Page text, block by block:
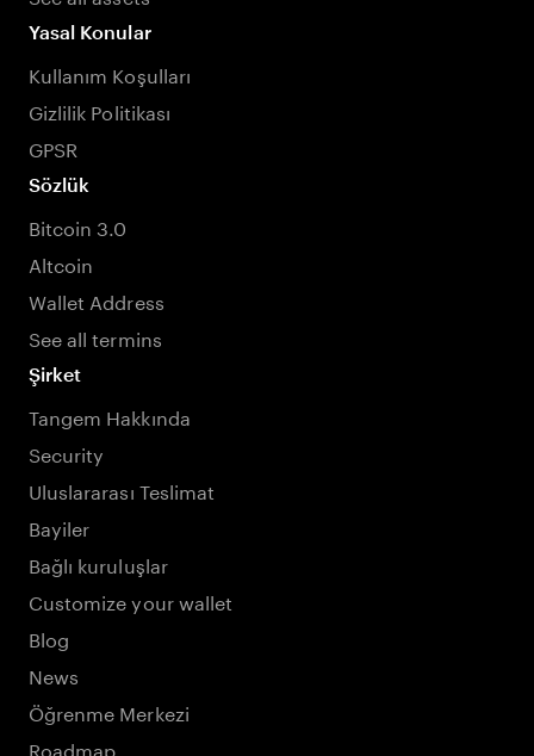
Yasal Konular
Kullanım Koşulları
Gizlilik Politikası
GPSR
Sözlük
Bitcoin 3.0
Altcoin
Wallet Address
See all termins
Şirket
Tangem Hakkında
Security
Uluslararası Teslimat
Bayiler
Bağlı kuruluşlar
Customize your wallet
Blog
News
Öğrenme Merkezi
Roadmap